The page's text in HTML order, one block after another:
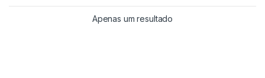
Apenas um resultado